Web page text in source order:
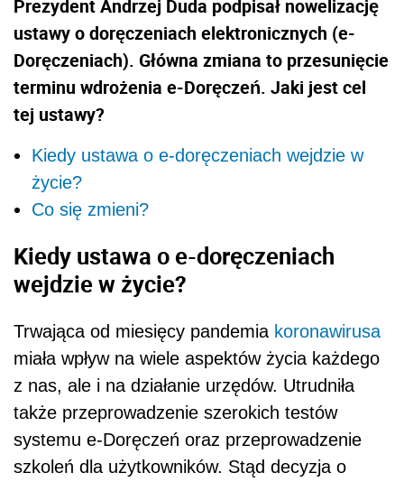
Prezydent Andrzej Duda podpisał nowelizację
ustawy o doręczeniach elektronicznych (e-
Doręczeniach). Główna zmiana to przesunięcie
terminu wdrożenia e-Doręczeń. Jaki jest cel
tej ustawy?
Kiedy ustawa o e-doręczeniach wejdzie w
życie?
Co się zmieni?
Kiedy ustawa o e-doręczeniach
wejdzie w życie?
Trwająca od miesięcy pandemia koronawirusa
miała wpływ na wiele aspektów życia każdego
z nas, ale i na działanie urzędów. Utrudniła
także przeprowadzenie szerokich testów
systemu e-Doręczeń oraz przeprowadzenie
szkoleń dla użytkowników. Stąd decyzja o